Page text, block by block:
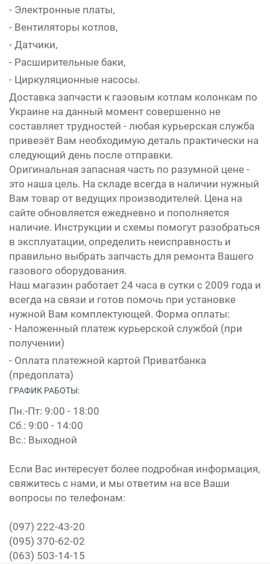
- Электронные платы,
- Вентиляторы котлов,
- Датчики,
- Расширительные баки,
- Циркуляционные насосы.
Доставка запчасти к газовым котлам колонкам по
Украине на данный момент совершенно не
составляет трудностей - любая курьерская служба
привезёт Вам необходимую деталь практически на
следующий день после отправки.
Оригинальная запасная часть по разумной цене -
это наша цель. На складе всегда в наличии нужный
Вам товар от ведущих производителей. Цена на
сайте обновляется ежедневно и пополняется
наличие. Инструкции и схемы помогут разобраться
в эксплуатации, определить неисправность и
правильно выбрать запчасть для ремонта Вашего
газового оборудования.
Наш магазин работает 24 часа в сутки с 2009 года и
всегда на связи и готов помочь при установке
нужной Вам комплектующей. Форма оплаты:
- Наложенный платеж курьерской службой (при
получении)
- Оплата платежной картой Приватбанка
(предоплата)
ГРАФИК РАБОТЫ:
Пн.-Пт: 9:00 - 18:00
Сб.: 9:00 - 14:00
Вс.: Выходной
Если Вас интересует более подробная информация,
свяжитесь с нами, и мы ответим на все Ваши
вопросы по телефонам:
(097) 222-43-20
(095) 370-62-02
(063) 503-14-15